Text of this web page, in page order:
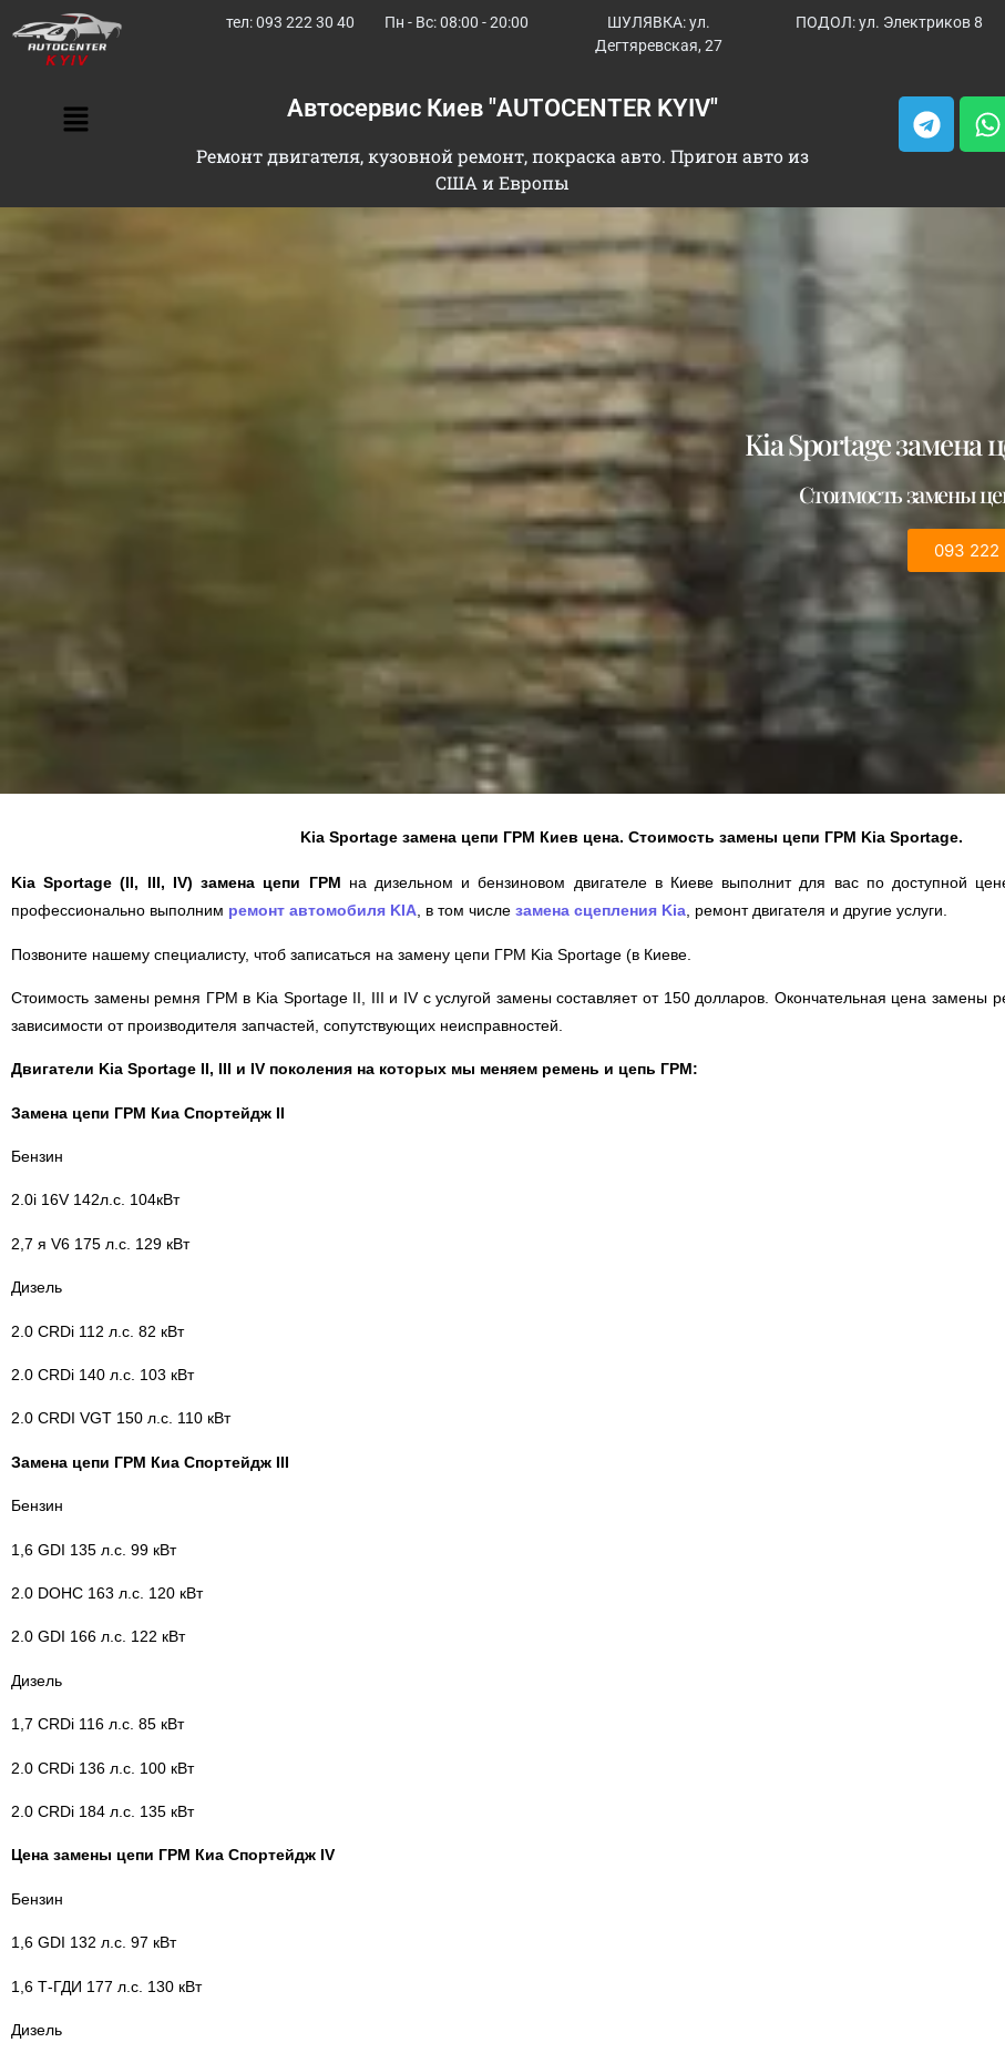
тел: 093 222 30 40 Пн - Вс: 08:00 - 20:00
ШУЛЯВКА: ул.
Дегтяревская, 27
ПОДОЛ: ул. Электриков 8
Автосервис Киев "AUTOCENTER KYIV"
Ремонт двигателя, кузовной ремонт, покраска авто. Пригон авто из
США и Европы
Kia Sportage замена
Стоимость замены
093 222
Kia Sportage замена цепи ГРМ Киев цена. Стоимость замены цепи ГРМ Kia Sportage.
Kia Sportage (II, III, IV) замена цепи ГРМ на дизельном и бензиновом двигателе в Киеве выполнит для вас по доступной
профессионально выполним ремонт автомобиля KIA , в том числе замена сцепления Kia , ремонт двигателя и другие услуги.
Позвоните нашему специалисту, чтоб записаться на замену цепи ГРМ Kia Sportage (в Киеве.
Стоимость замены ремня ГРМ в Kia Sportage II, III и IV с услугой замены составляет от 150 долларов. Окончательная цена замены
зависимости от производителя запчастей, сопутствующих неисправностей.
Двигатели Kia Sportage II, III и IV поколения на которых мы меняем ремень и цепь ГРМ:
Замена цепи ГРМ Киа Спортейдж II
Бензин
2.0i 16V 142л.с. 104кВт
2,7 я V6 175 л.с. 129 кВт
Дизель
2.0 CRDi 112 л.с. 82 кВт
2.0 CRDi 140 л.с. 103 кВт
2.0 CRDI VGT 150 л.с. 110 кВт
Замена цепи ГРМ Киа Спортейдж III
Бензин
1,6 GDI 135 л.с. 99 кВт
2.0 DOHC 163 л.с. 120 кВт
2.0 GDI 166 л.с. 122 кВт
Дизель
1,7 CRDi 116 л.с. 85 кВт
2.0 CRDi 136 л.с. 100 кВт
2.0 CRDi 184 л.с. 135 кВт
Цена замены цепи ГРМ Киа Спортейдж IV
Бензин
1,6 GDI 132 л.с. 97 кВт
1,6 Т-ГДИ 177 л.с. 130 кВт
Дизель